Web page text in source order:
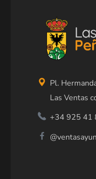
Pl.
Las Ventas
+34 925 41